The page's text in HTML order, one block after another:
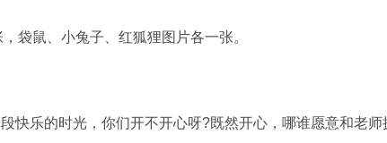
鼠、小兔子、红狐狸图片各一张。
乐的时光，你们开不开心呀?既然开心，哪谁愿意和老师